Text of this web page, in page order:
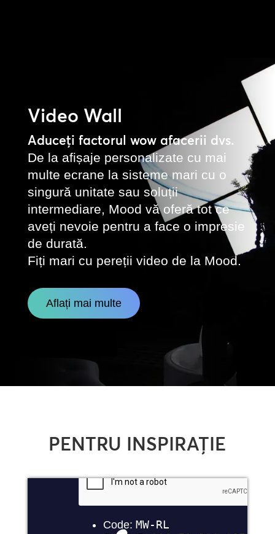
Video Wall
Aduceți factorul wow afacerii dvs.
De la afișaje personalizate cu mai
multe ecrane la sisteme mari cu o
singură unitate sau soluții
intermediare, Mood vă oferă tot ce
aveți nevoie pentru a face o impresie
de durată.
Fiți mari cu pereții video de la Mood.
Aflați mai multe
PENTRU INSPIRAȚIE